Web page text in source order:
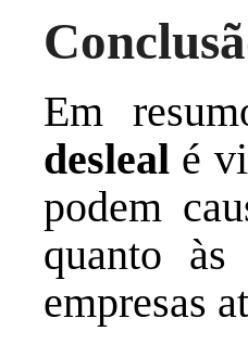
Em
desleal é
podem
quanto
empresas